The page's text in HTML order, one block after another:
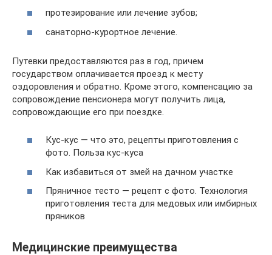
протезирование или лечение зубов;
санаторно-курортное лечение.
Путевки предоставляются раз в год, причем
государством оплачивается проезд к месту
оздоровления и обратно. Кроме этого, компенсацию за
сопровождение пенсионера могут получить лица,
сопровождающие его при поездке.
Кус-кус — что это, рецепты приготовления с
фото. Польза кус-куса
Как избавиться от змей на дачном участке
Пряничное тесто — рецепт с фото. Технология
приготовления теста для медовых или имбирных
пряников
Медицинские преимущества